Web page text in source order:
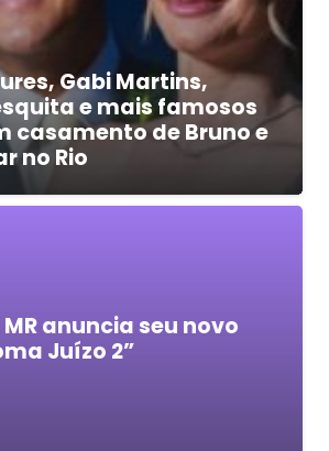
Gabi Martins,
e mais famosos
casamento de Bruno e
no Rio
anuncia seu novo
Juízo 2”